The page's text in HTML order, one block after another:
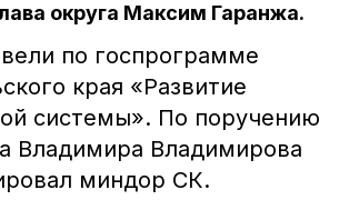
округа Максим Гаранжа.
по госпрограмме
края «Развитие
системы». По поручению
Владимира Владимирова
миндор СК.